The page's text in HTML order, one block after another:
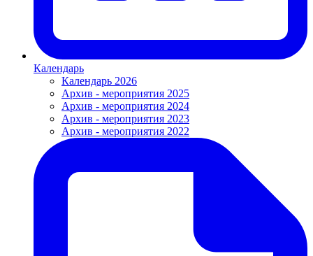
Календарь
Календарь 2026
Архив - мероприятия 2025
Архив - мероприятия 2024
Архив - мероприятия 2023
Архив - мероприятия 2022